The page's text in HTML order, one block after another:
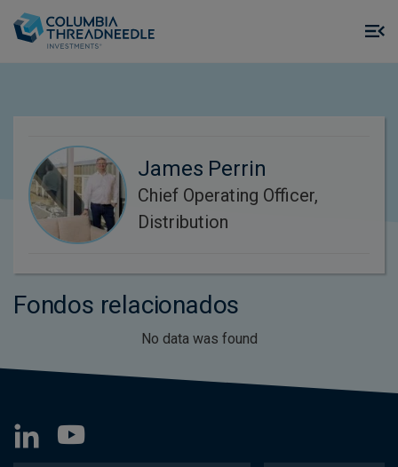
James Perrin
Chief Operating Officer,
Distribution
Fondos relacionados
No data was found